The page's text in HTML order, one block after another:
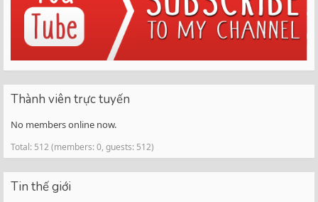
Thành viên trực tuyến
No members online now.
Total: 512 (members: 0, guests: 512)
Tin thế giới